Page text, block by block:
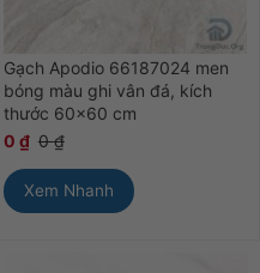
Gạch Apodio 66187024 men
bóng màu ghi vân đá, kích
thước 60×60 cm
0 ₫ 0₫
Xem Nhanh